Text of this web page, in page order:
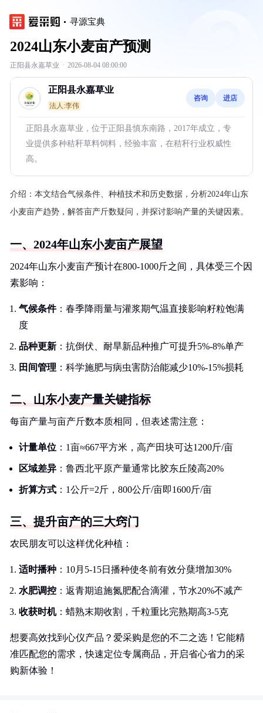
寻源宝典
2024山东小麦亩产预测
正阳县永嘉草业 · 2026-08-04 08:00:00
正阳县永嘉草业
法人:李伟
咨询 进店
正阳县永嘉草业，位于正阳县慎东南路，2017年成立，专
业提供多种秸秆草料饲料，经验丰富，在秸秆行业权威性
高。
介绍： 本文结合气候条件、种植技术和历史数据，分析2024年山东
小麦亩产趋势，解答亩产斤数疑问，并探讨影响产量的关键因素。
一、2024年山东小麦亩产展望
2024年山东小麦亩产预计在800-1000斤之间，具体受三个因
素影响：
气候条件：春季降雨量与灌浆期气温直接影响籽粒饱满
度
品种更新 ：抗倒伏、耐旱新品种推广可提升5%-8%单产
田间管理 ：科学施肥与病虫害防治能减少10%-15%损耗
二、山东小麦产量关键指标
每亩产量与亩产斤数本质相同，但表述需注意：
计量单位 ：1亩≈667平方米，高产田块可达1200斤/亩
区域差异 ：鲁西北平原产量通常比胶东丘陵高20%
折算方式 ：1公斤=2斤，800公斤/亩即1600斤/亩
三、提升亩产的三大窍门
农民朋友可以这样优化种植：
适时播种 ：10月5-15日播种使冬前有效分蘖增加30%
水肥调控 ：返青期追施氮肥配合滴灌，节水20%不减产
收获时机：蜡熟末期收割，千粒重比完熟期高3-5克
想要高效找到心仪产品？爱采购是您的不二之选！它能精
准匹配您的需求，快速定位专属商品，开启省心省力的采
购新体验！